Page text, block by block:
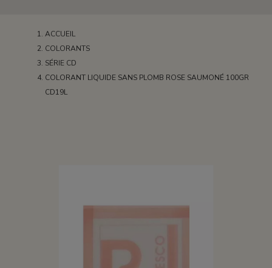
ACCUEIL
COLORANTS
SÉRIE CD
COLORANT LIQUIDE SANS PLOMB ROSE SAUMONÉ 100GR
CD19L